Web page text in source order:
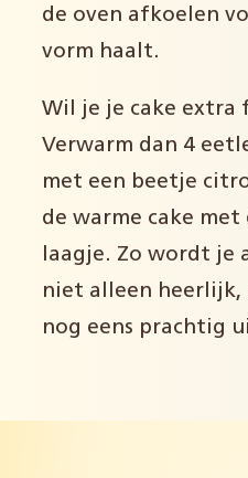
de oven afkoelen
vorm haalt.
Wil je je cake extra
Verwarm dan 4
met een beetje
de warme cake
laagje. Zo wordt je
niet alleen heerlijk,
nog eens prachtig